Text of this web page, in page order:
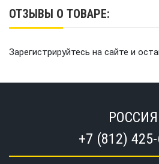
ОТЗЫВЫ О ТОВАРЕ:
Зарегистрируйтесь на сайте и
+7 (812)